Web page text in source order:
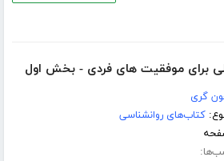
برای موفقیت های فردی - بخش اول
گری
کتاب‌های روانشناسی